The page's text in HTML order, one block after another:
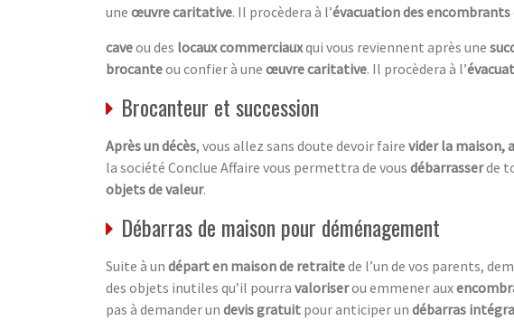
une œuvre caritative. Il procèdera à l’évacuation des encombrants
caveou des locaux commerciauxqui vous reviennent après une
brocanteou confier à une œuvre caritative. Il procèdera à l’
Brocanteur et succession
Après un décès, vous allez sans doute devoir faire vider la maison,
la société Conclue Affaire vous permettra de vous débarrasserde
objets de valeur.
Débarras de maison pour déménagement
Suite à un départ en maison de retraitede l’un de vos parents,
des objets inutiles qu’il pourra valoriserou emmener aux
pas à demander un devis gratuit pour anticiper un débarras